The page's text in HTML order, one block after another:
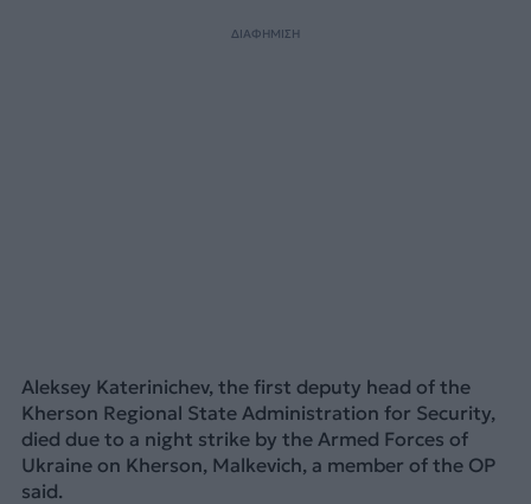
ΔΙΑΦΗΜΙΣΗ
Aleksey Katerinichev, the first deputy head of the
Kherson Regional State Administration for Security,
died due to a night strike by the Armed Forces of
Ukraine on Kherson, Malkevich, a member of the OP
said.